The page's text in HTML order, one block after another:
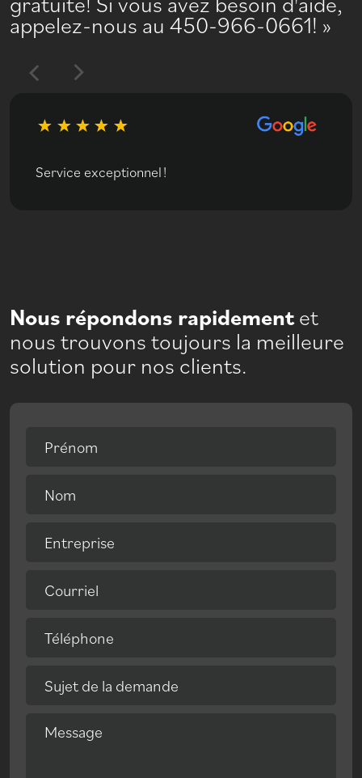
appelez-nous au 450-966-0661!
Service exceptionnel !
Nous répondons rapidementet
nous trouvons toujours la meilleure
solution pour nos clients.
Prénom
Nom
Entreprise
Courriel
Téléphone
Sujet de la demande
Message